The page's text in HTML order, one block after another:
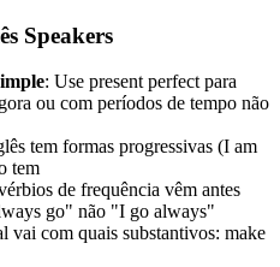
Speakers
: Use present perfect para
ou com períodos de tempo não
tem formas progressivas (I am
tem
de frequência vêm antes
go" não "I go always"
vai com quais substantivos: make